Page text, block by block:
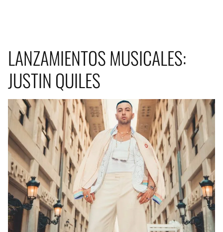
LANZAMIENTOS MUSICALES:
JUSTIN QUILES